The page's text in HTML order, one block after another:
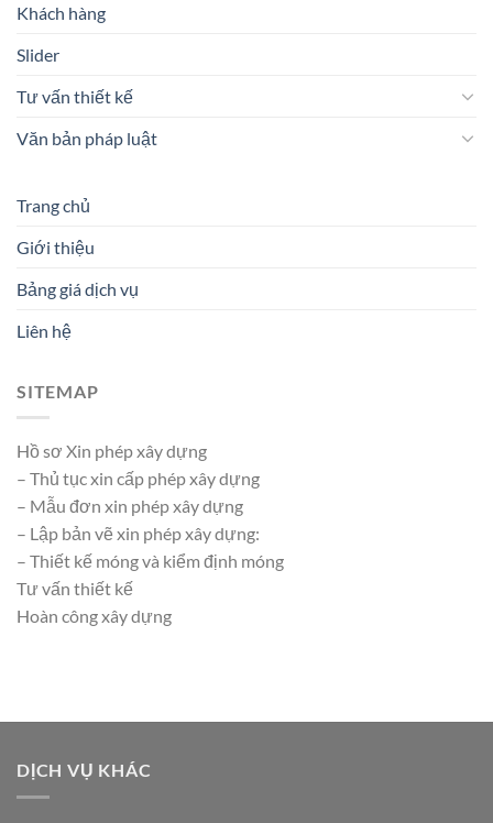
Khách hàng
Slider
Tư vấn thiết kế
Văn bản pháp luật
Trang chủ
Giới thiệu
Bảng giá dịch vụ
Liên hệ
SITEMAP
Hồ sơ Xin phép xây dựng
– Thủ tục xin cấp phép xây dựng
– Mẫu đơn xin phép xây dựng
– Lập bản vẽ xin phép xây dựng:
– Thiết kế móng và kiểm định móng
Tư vấn thiết kế
Hoàn công xây dựng
DỊCH VỤ KHÁC